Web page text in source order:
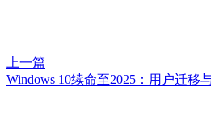
上一篇
Windows 10续命至2025：用户迁移